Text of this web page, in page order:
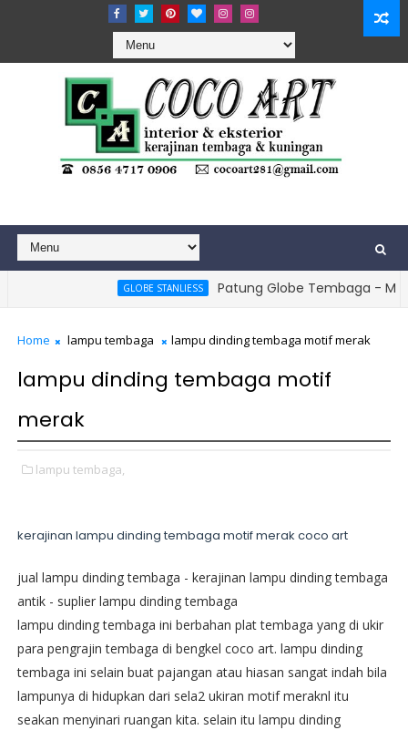
GLOBE STANLIESS
Patung Globe Tembaga - Monumen
Home lampu tembaga lampu dinding tembaga motif merak
lampu dinding tembaga motif
merak
lampu tembaga,
kerajinan lampu dinding tembaga motif merak coco art
jual lampu dinding tembaga - kerajinan lampu dinding tembaga
antik - suplier lampu dinding tembaga
lampu dinding tembaga ini berbahan plat tembaga yang di ukir
para pengrajin tembaga di bengkel coco art. lampu dinding
tembaga ini selain buat pajangan atau hiasan sangat indah bila
lampunya di hidupkan dari sela2 ukiran motif meraknl itu
seakan menyinari ruangan kita. selain itu lampu dinding